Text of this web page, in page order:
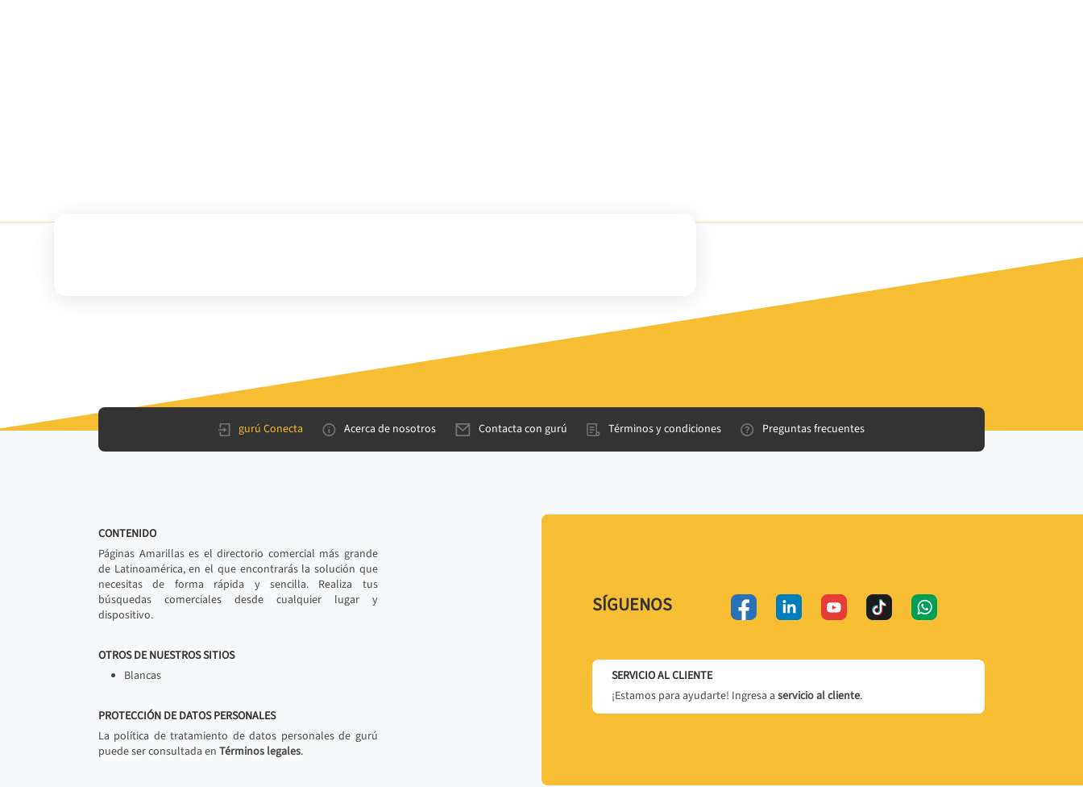
gurú Conecta Acerca de nosotros Contacta con gurú Términos y condiciones Preguntas frecuentes
CONTENIDO
Páginas Amarillas es el directorio comercial más grande
de Latinoamérica, en el que encontrarás la solución que
necesitas de forma rápida y sencilla. Realiza tus
búsquedas comerciales desde cualquier lugar y
dispositivo.
OTROS DE NUESTROS SITIOS
Blancas
PROTECCIÓN DE DATOS PERSONALES
La política de tratamiento de datos personales de gurú
puede ser consultada en Términos legales.
SÍGUENOS
SERVICIO AL CLIENTE
¡Estamos para ayudarte! Ingresa a servicio al cliente.